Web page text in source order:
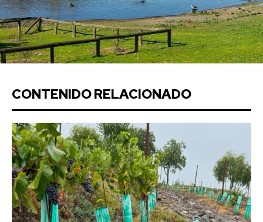
CONTENIDO RELACIONADO